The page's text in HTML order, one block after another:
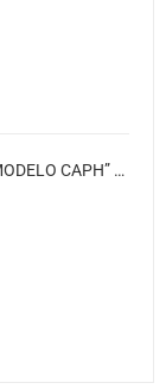
[OP-7167-W1CH] APLIQUE DE PARED LED “MODELO CAPH” ● Color base: Cromado